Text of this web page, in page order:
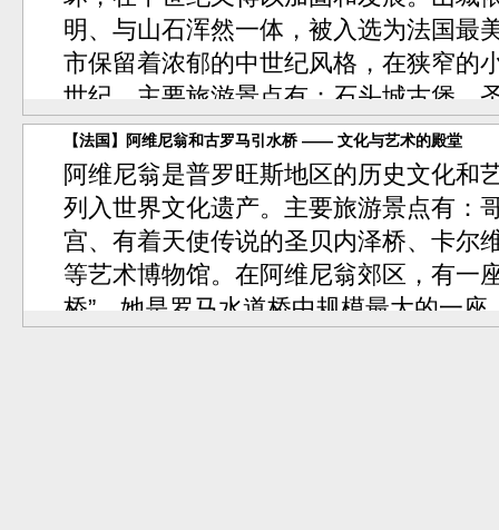
明、与山石浑然一体，被入选为法国最
市保留着浓郁的中世纪风格，在狭窄的
世纪。主要旅游景点有：石头城古堡、
古老的赛农克修道院。在石头城可品尝
萄酒，还有可口的普罗旺斯特色菜肴。
- 建议玩0.5天。
- 景点类型：名城古镇湖光山色
【法国】阿维尼翁和古罗马引水桥 —— 文化与艺术的殿堂
阿维尼翁是普罗旺斯地区的历史文化和
列入世界文化遗产。主要旅游景点有：
宫、有着天使传说的圣贝内泽桥、卡尔
等艺术博物馆。在阿维尼翁郊区，有一
桥”，她是罗马水道桥中规模最大的一